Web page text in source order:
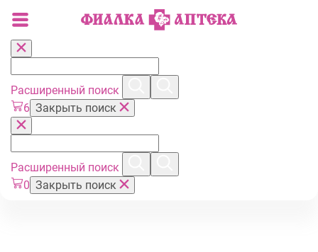
Расширенный поиск
6 Закрыть поиск
Расширенный поиск
0 Закрыть поиск